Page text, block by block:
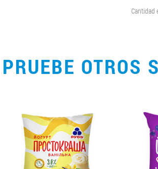
Cantidad
PRUEBE OTROS